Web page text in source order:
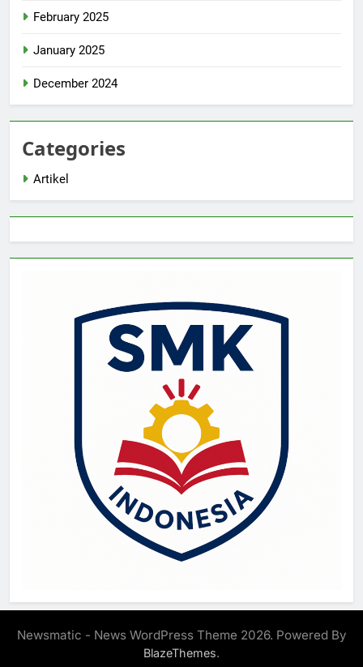
February 2025
January 2025
December 2024
Categories
Artikel
Newsmatic - News WordPress Theme 2026. Powered By
BlazeThemes.